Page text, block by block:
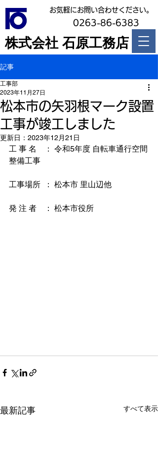
株式会社 石原工務店
お気軽にお問い合わせください。
0263-86-6383
記事
松本市の矢羽根マーク設置
工事が竣工しました
工事部
2023年11月27日
更新日： 2023年12月21日
工 事 名　： 令和5年度 自転車通行空間
整備工事
工事場所  ： 松本市 里山辺他
発 注 者　： 松本市役所
最新記事 すべて表示